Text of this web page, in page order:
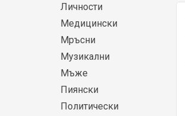
Личности
Медицински
Мръсни
Музикални
Мъже
Пиянски
Политически